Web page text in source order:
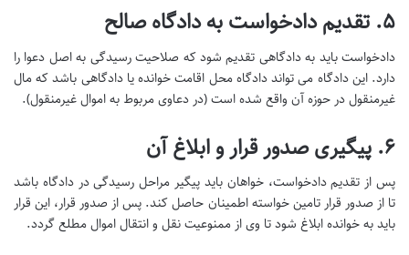
۵. تقدیم دادخواست به دادگاه صالح
دادخواست باید به دادگاهی تقدیم شود که صلاحیت رسیدگی به اصل دعوا را
دارد. این دادگاه می تواند دادگاه محل اقامت خوانده یا دادگاهی باشد که مال
غیرمنقول در حوزه آن واقع شده است (در دعاوی مربوط به اموال غیرمنقول).
۶. پیگیری صدور قرار و ابلاغ آن
پس از تقدیم دادخواست، خواهان باید پیگیر مراحل رسیدگی در دادگاه باشد
تا از صدور قرار تامین خواسته اطمینان حاصل کند. پس از صدور قرار، این قرار
باید به خوانده ابلاغ شود تا وی از ممنوعیت نقل و انتقال اموال مطلع گردد.